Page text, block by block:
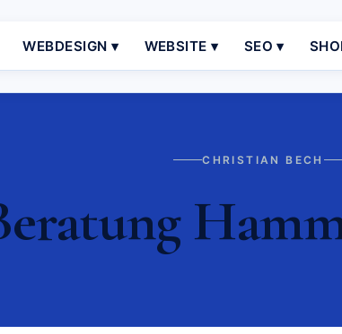
WEBDESIGN ▾ WEBSITE ▾ SEO ▾
CHRISTIAN BECH